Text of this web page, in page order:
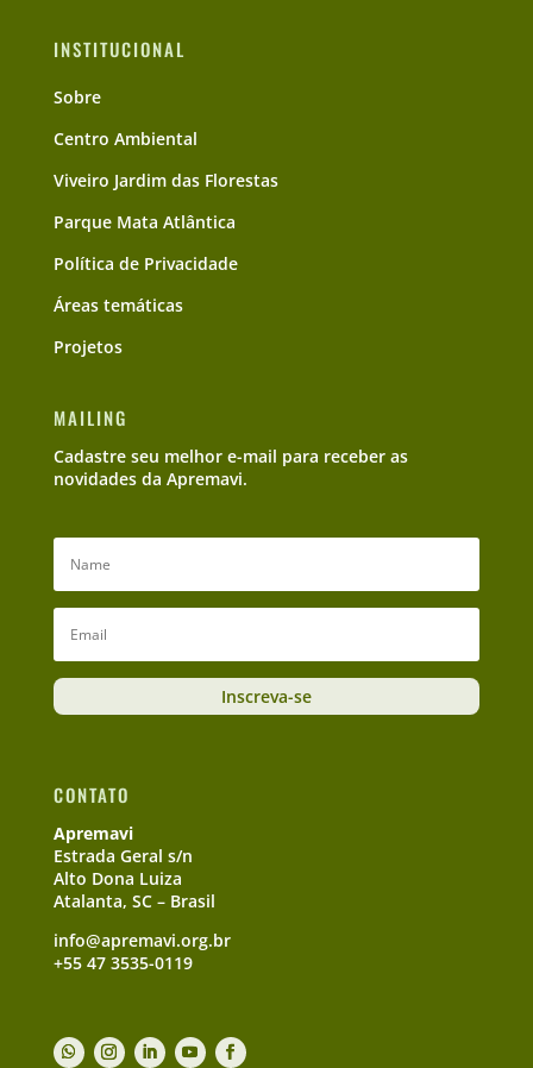
INSTITUCIONAL
Sobre
Centro Ambiental
Viveiro Jardim das Florestas
Parque Mata Atlântica
Política de Privacidade
Áreas temáticas
Projetos
MAILING
Cadastre seu melhor e-mail para receber as
novidades da Apremavi.
Inscreva-se
CONTATO
Apremavi
Estrada Geral s/n
Alto Dona Luiza
Atalanta, SC – Brasil
info@apremavi.org.br
+55 47 3535-0119